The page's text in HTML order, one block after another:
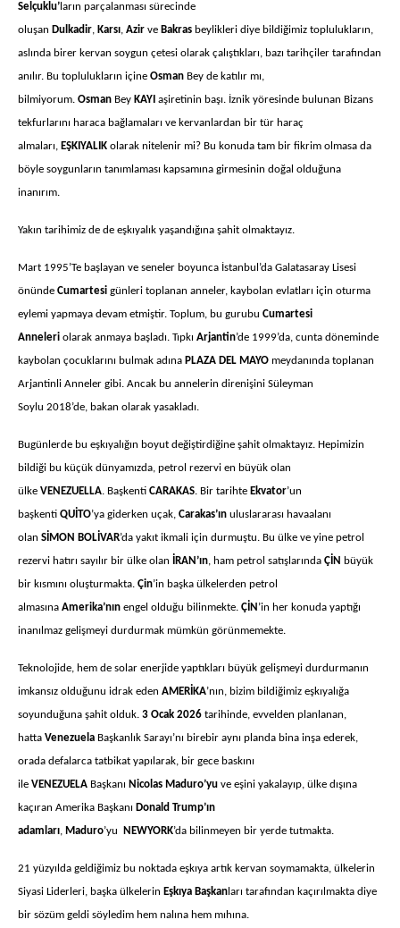
Selçuklu’ ların parçalanması sürecinde
oluşan Dulkadir, Karsı, Azir ve Bakras beylikleri diye bildiğimiz toplulukların,
aslında birer kervan soygun çetesi olarak çalıştıkları, bazı tarihçiler tarafından
anılır. Bu toplulukların içine Osman Bey de katılır mı,
bilmiyorum. Osman Bey KAYI aşiretinin başı. İznik yöresinde bulunan Bizans
tekfurlarını haraca bağlamaları ve kervanlardan bir tür haraç
almaları, EŞKIYALIK olarak nitelenir mi? Bu konuda tam bir fikrim olmasa da
böyle soygunların tanımlaması kapsamına girmesinin doğal olduğuna
inanırım.
Yakın tarihimiz de de eşkıyalık yaşandığına şahit olmaktayız.
Mart 1995’Te başlayan ve seneler boyunca İstanbul’da Galatasaray Lisesi
önünde Cumartesi günleri toplanan anneler, kaybolan evlatları için oturma
eylemi yapmaya devam etmiştir. Toplum, bu gurubu Cumartesi
Anneleri olarak anmaya başladı. Tıpkı Arjantin’de 1999’da, cunta döneminde
kaybolan çocuklarını bulmak adına PLAZA DEL MAYO meydanında toplanan
Arjantinli Anneler gibi. Ancak bu annelerin direnişini Süleyman
Soylu 2018’de, bakan olarak yasakladı.
Bugünlerde bu eşkıyalığın boyut değiştirdiğine şahit olmaktayız. Hepimizin
bildiği bu küçük dünyamızda, petrol rezervi en büyük olan
ülke VENEZUELLA. Başkenti CARAKAS. Bir tarihte Ekvator’un
başkenti QUİTO’ya giderken uçak, Carakas’ın uluslararası havaalanı
olan SİMON BOLİVAR’da yakıt ikmali için durmuştu. Bu ülke ve yine petrol
rezervi hatırı sayılır bir ülke olan
İRAN’ın, ham petrol satışlarında ÇİN büyük
bir kısmını oluşturmakta. Çin’in başka ülkelerden petrol
almasına Amerika’nın engel olduğu bilinmekte. ÇİN ’in her konuda yaptığı
inanılmaz gelişmeyi durdurmak mümkün görünmemekte.
Teknolojide, hem de solar enerjide yaptıkları büyük gelişmeyi durdurmanın
imkansız olduğunu idrak eden AMERİKA’nın, bizim bildiğimiz eşkıyalığa
soyunduğuna şahit olduk. 3 Ocak 2026 tarihinde, evvelden planlanan,
hatta Venezuela Başkanlık Sarayı’nı birebir aynı planda bina inşa ederek,
orada defalarca tatbikat yapılarak, bir gece baskını
ile VENEZUELA Başkanı Nicolas Maduro’yu ve eşini yakalayıp, ülke dışına
kaçıran Amerika Başkanı Donald Trump’ın
adamları, Maduro’yu NEWYORK’da bilinmeyen bir yerde tutmakta.
21 yüzyılda geldiğimiz bu noktada eşkıya artık kervan soymamakta, ülkelerin
Siyasi Liderleri, başka ülkelerin Eşkıya Başkan ları tarafından kaçırılmakta diye
bir sözüm geldi söyledim hem nalına hem mıhına.